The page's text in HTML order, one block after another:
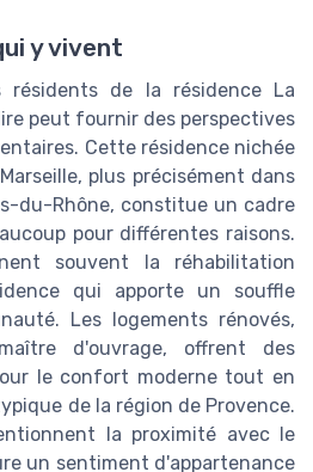
y vivent
résidents de la résidence La
peut fournir des perspectives
Cette résidence nichée
plus précisément dans
du-Rhône, constitue un cadre
pour différentes raisons.
souvent la réhabilitation
qui apporte un souffle
Les logements rénovés,
d'ouvrage, offrent des
le confort moderne tout en
de la région de Provence.
la proximité avec le
un sentiment d'appartenance